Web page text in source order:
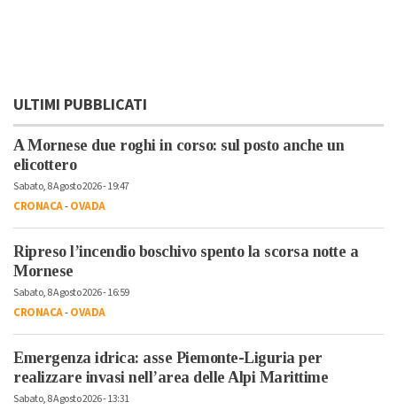
ULTIMI PUBBLICATI
A Mornese due roghi in corso: sul posto anche un
elicottero
Sabato, 8 Agosto 2026 - 19:47
CRONACA-OVADA
Ripreso l’incendio boschivo spento la scorsa notte a
Mornese
Sabato, 8 Agosto 2026 - 16:59
CRONACA-OVADA
Emergenza idrica: asse Piemonte-Liguria per
realizzare invasi nell’area delle Alpi Marittime
Sabato, 8 Agosto 2026 - 13:31